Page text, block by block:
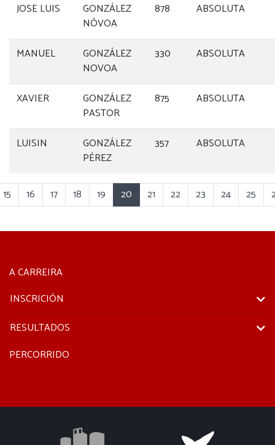
JOSE LUIS
GONZÁLEZ
NÓVOA
878 ABSOLUTA
MANUEL
GONZÁLEZ
NOVOA
330 ABSOLUTA
XAVIER
GONZÁLEZ
PASTOR
875 ABSOLUTA
LUISIN
GONZÁLEZ
PÉREZ
357 ABSOLUTA
15 16 17 18 19 20 21 22 23 24 25
A CARREIRA
INSCRICIÓN
RESULTADOS
PERCORRIDO